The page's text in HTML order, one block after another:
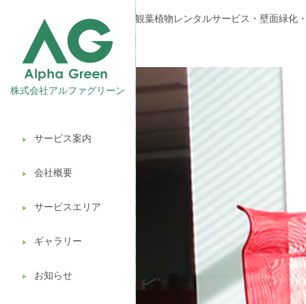
株式会社アルファグリーン
▶︎ サービス案内
▶︎ 会社概要
▶︎ サービスエリア
▶︎ ギャラリー
▶︎ お知らせ
観葉植物レンタル
壁面緑化
ギフト販売
造園ガーデニング
植木処分
観葉植物レンタルサービス・壁面緑化